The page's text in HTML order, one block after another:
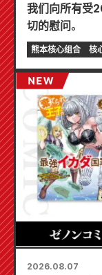
我们向所有受
切的慰问。
熊本核心组合 核
2026.08.07